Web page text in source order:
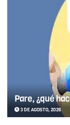
Pare, ¿qué
3 DE AGOSTO, 2026